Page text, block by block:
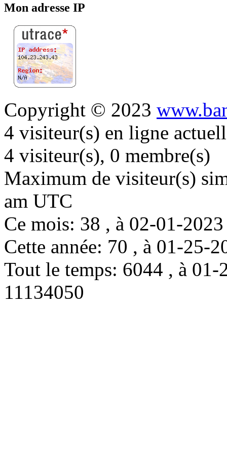
Mon adresse IP
Copyright © 2023
4 visiteur(s) en ligne
4 visiteur(s), 0 membre(s)
Maximum de visiteur(s)
am UTC
Ce mois: 38 , à 02-01-
Cette année: 70 , à 01-25-
Tout le temps: 6044 , à
11134050